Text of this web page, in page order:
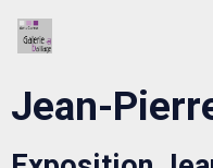
Jean-